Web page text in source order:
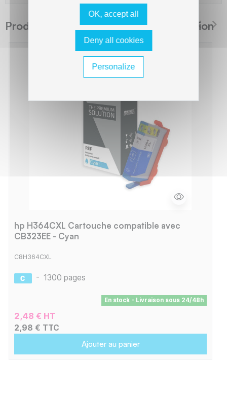
Produits suggérés The Premium Solution
hp H364CXL Cartouche compatible avec
CB323EE - Cyan
C8H364CXL
- 1300 pages
En stock - Livraison sous 24/48h
2,48 € HT
2,98 € TTC
Ajouter au panier
OK, accept all
Deny all cookies
Personalize